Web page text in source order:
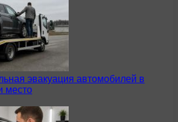
эвакуация автомобилей в
место